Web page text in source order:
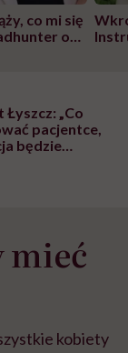
co mi się
o
Łyszcz: „Co
pacjentce,
będzie
kobiety